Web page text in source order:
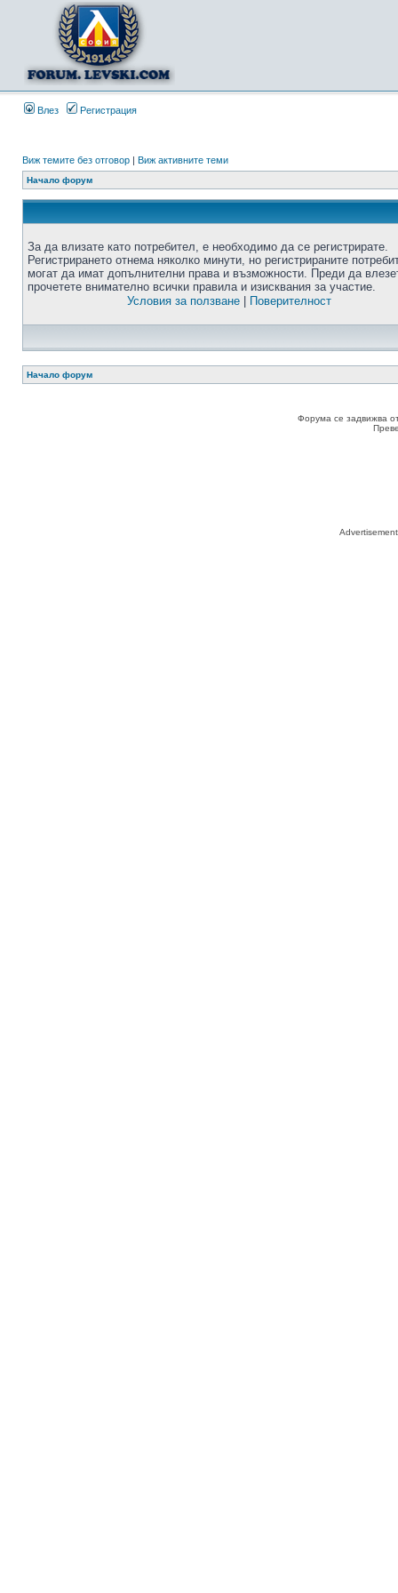
Влез Регистрация
Виж темите без отговор | Виж активните теми
Начало форум
За да влизате като потребител, е необходимо да се регистрирате.
Регистрирането отнема няколко минути, но регистрираните
могат да имат допълнителни права и възможности. Преди да
прочетете внимателно всички правила и изисквания за участие.
Условия за ползване| Поверителност
Начало форум
Форума се задвижва